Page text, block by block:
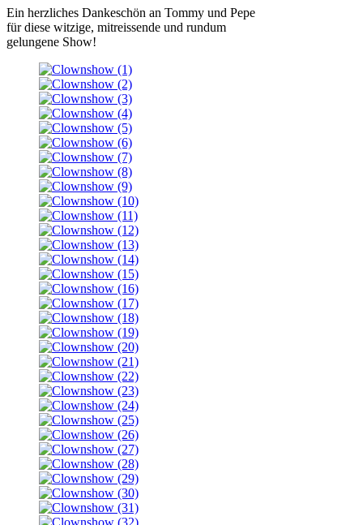
Ein herzliches Dankeschön an Tommy und Pepe
für diese witzige, mitreissende und rundum
gelungene Show!